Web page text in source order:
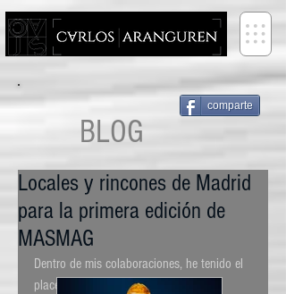
FOTOGRAFO -- PHOTOGRAPHER
comparte
BLOG
Locales y rincones de Madrid
para la primera edición de
MASMAG
Dentro de mis colaboraciones, he tenido el
placer de apostar por un proyecto